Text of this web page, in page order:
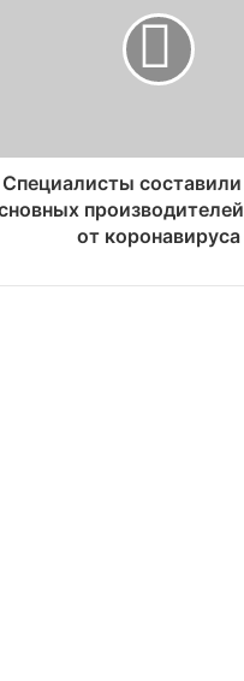
Специалисты
от коронавируса